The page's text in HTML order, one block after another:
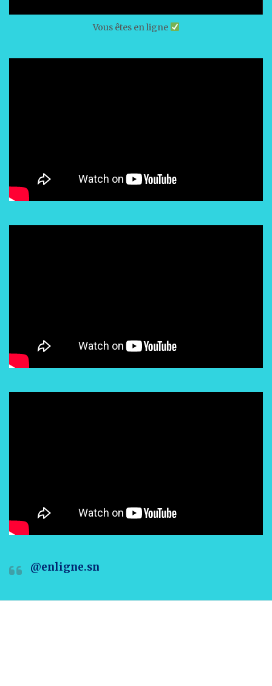
Vous êtes en ligne
@enligne.sn